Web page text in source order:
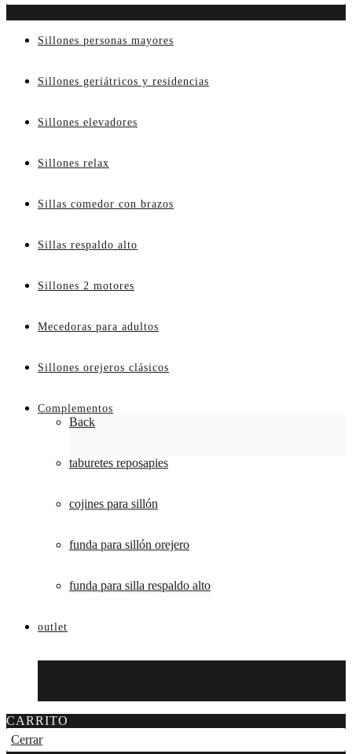
Sillones personas mayores
Sillones geriátricos y residencias
Sillones elevadores
Sillones relax
Sillas comedor con brazos
Sillas respaldo alto
Sillones 2 motores
Mecedoras para adultos
Sillones orejeros clásicos
Complementos
Back
taburetes reposapies
cojines para sillón
funda para sillón orejero
funda para silla respaldo alto
outlet
CARRITO
Cerrar